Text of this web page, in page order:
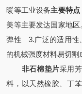
暖等工业设备主要特点
美等主要发达国家地
弹性 3.广泛的适用性
的机械强度材料易切割
非石棉垫片采用
料，以天然橡胶、丁